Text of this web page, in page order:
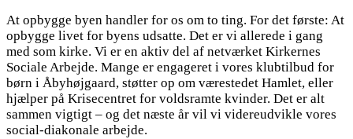
At opbygge byen handler for os om to ting. For det første: At
opbygge livet for byens udsatte. Det er vi allerede i gang
med som kirke. Vi er en aktiv del af netværket Kirkernes
Sociale Arbejde. Mange er engageret i vores klubtilbud for
børn i Åbyhøjgaard, støtter op om værestedet Hamlet, eller
hjælper på Krisecentret for voldsramte kvinder. Det er alt
sammen vigtigt – og det næste år vil vi videreudvikle vores
social-diakonale arbejde.